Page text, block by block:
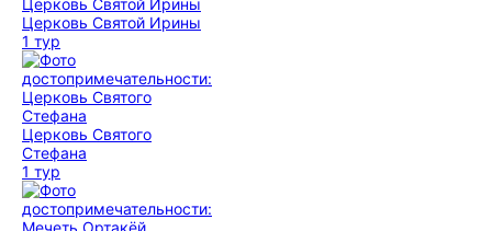
Церковь Святой Ирины
1 тур
Церковь Святого
Стефана
1 тур